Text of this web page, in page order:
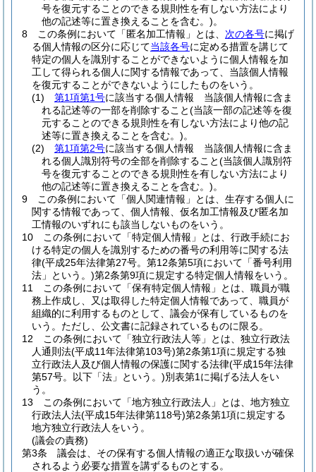
号を復元することのできる規則性を有しない方法により
他の記述等に置き換えることを含む。)。
8
この条例において「匿名加工情報」とは、 次の各号に掲げ
る個人情報の区分に応じて当該各号に定める措置を講じて
特定の個人を識別することができないように個人情報を加
工して得られる個人に関する情報であって、当該個人情報
を復元することができないようにしたものをいう。
(1)
第1項第1号に該当する個人情報 当該個人情報に含ま
れる記述等の一部を削除すること(当該一部の記述等を復
元することのできる規則性を有しない方法により他の記
述等に置き換えることを含む。)。
(2)
第1項第2号に該当する個人情報 当該個人情報に含ま
れる個人識別符号の全部を削除すること(当該個人識別符
号を復元することのできる規則性を有しない方法により
他の記述等に置き換えることを含む。)。
9
この条例において「個人関連情報」とは、生存する個人に
関する情報であって、個人情報、仮名加工情報及び匿名加
工情報のいずれにも該当しないものをいう。
10
この条例において「特定個人情報」とは、行政手続にお
ける特定の個人を識別するための番号の利用等に関する法
律(平成25年法律第27号。第12条第5項において「番号利用
法」という。)第2条第9項に規定する特定個人情報をいう。
11
この条例において「保有特定個人情報」とは、職員が職
務上作成し、又は取得した特定個人情報であって、職員が
組織的に利用するものとして、議会が保有しているものを
いう。 ただし、公文書に記録されているものに限る。
12
この条例において「独立行政法人等」とは、独立行政法
人通則法(平成11年法律第103号)第2条第1項に規定する独
立行政法人及び個人情報の保護に関する法律(平成15年法律
第57号。以下「法」という。)別表第1に掲げる法人をい
う。
13
この条例において「地方独立行政法人」とは、地方独立
行政法人法(平成15年法律第118号)第2条第1項に規定する
地方独立行政法人をいう。
(議会の責務)
第3条
議会は、その保有する個人情報の適正な取扱いが確保
されるよう必要な措置を講ずるものとする。